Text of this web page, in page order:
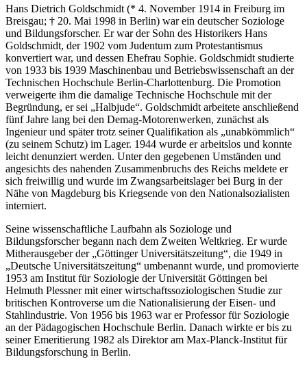
Hans Dietrich Goldschmidt (* 4. November 1914 in Freiburg im
Breisgau; † 20. Mai 1998 in Berlin) war ein deutscher Soziologe
und Bildungsforscher. Er war der Sohn des Historikers Hans
Goldschmidt, der 1902 vom Judentum zum Protestantismus
konvertiert war, und dessen Ehefrau Sophie. Goldschmidt studierte
von 1933 bis 1939 Maschinenbau und Betriebswissenschaft an der
Technischen Hochschule Berlin-Charlottenburg. Die Promotion
verweigerte ihm die damalige Technische Hochschule mit der
Begründung, er sei
Halbjude . Goldschmidt arbeitete anschließend
fünf Jahre lang bei den Demag-Motorenwerken, zunächst als
Ingenieur und später trotz seiner Qualifikation als
unabkömmlich
(zu seinem Schutz) im Lager. 1944 wurde er arbeitslos und konnte
leicht denunziert werden. Unter den gegebenen Umständen und
angesichts des nahenden Zusammenbruchs des Reichs meldete er
sich freiwillig und wurde im Zwangsarbeitslager bei Burg in der
Nähe von Magdeburg bis Kriegsende von den Nationalsozialisten
interniert.
Seine wissenschaftliche Laufbahn als Soziologe und
Bildungsforscher begann nach dem Zweiten Weltkrieg. Er wurde
Mitherausgeber der Göttinger Universitätszeitung , die 1949 in
Deutsche Universitätszeitung
umbenannt wurde, und promovierte
1953 am Institut für Soziologie der Universität Göttingen bei
Helmuth Plessner mit einer wirtschaftssoziologischen Studie zur
britischen Kontroverse um die Nationalisierung der Eisen- und
Stahlindustrie. Von 1956 bis 1963 war er Professor für Soziologie
an der Pädagogischen Hochschule Berlin. Danach wirkte er bis zu
seiner Emeritierung 1982 als Direktor am Max-Planck-Institut für
Bildungsforschung in Berlin.